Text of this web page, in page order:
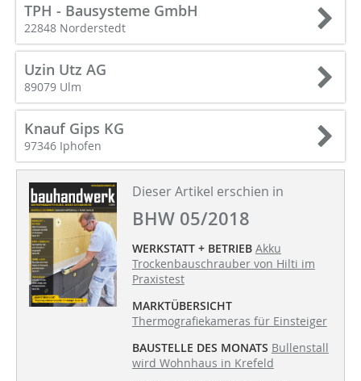
TPH - Bausysteme GmbH
22848 Norderstedt
Uzin Utz AG
89079 Ulm
Knauf Gips KG
97346 Iphofen
Dieser Artikel erschien in
BHW 05/2018
WERKSTATT + BETRIEB Akku
Trockenbauschrauber von Hilti im
Praxistest
MARKTÜBERSICHT
Thermografiekameras für Einsteiger
BAUSTELLE DES MONATS Bullenstall
wird Wohnhaus in Krefeld